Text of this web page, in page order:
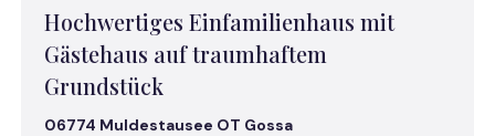
Hochwertiges Einfamilienhaus mit
Gästehaus auf traumhaftem
Grundstück
06774 Muldestausee OT Gossa